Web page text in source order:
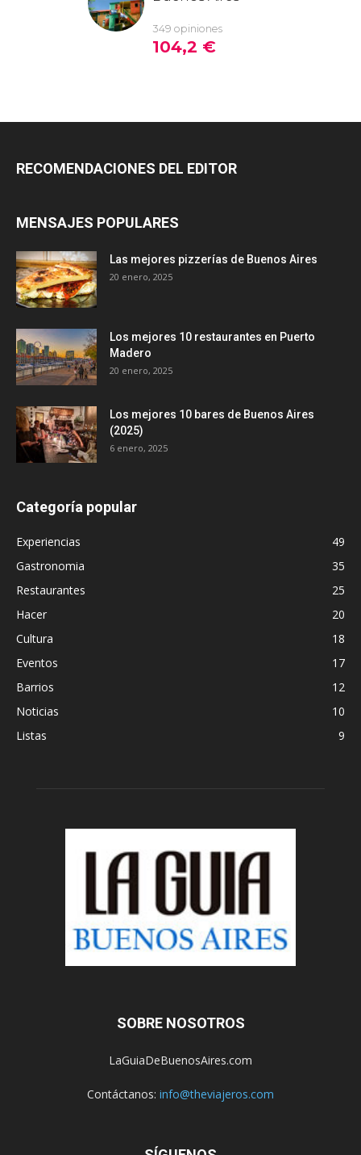
RECOMENDACIONES DEL EDITOR
MENSAJES POPULARES
Las mejores pizzerías de Buenos Aires
20 enero, 2025
Los mejores 10 restaurantes en Puerto
Madero
20 enero, 2025
Los mejores 10 bares de Buenos Aires
(2025)
6 enero, 2025
Categoría popular
Experiencias
49
Gastronomia
35
Restaurantes
25
Hacer
20
Cultura
18
Eventos
17
Barrios
12
Noticias
10
Listas
9
SOBRE NOSOTROS
LaGuiaDeBuenosAires.com
Contáctanos: info@theviajeros.com